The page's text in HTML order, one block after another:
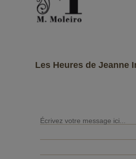
Les Heures de Jeanne